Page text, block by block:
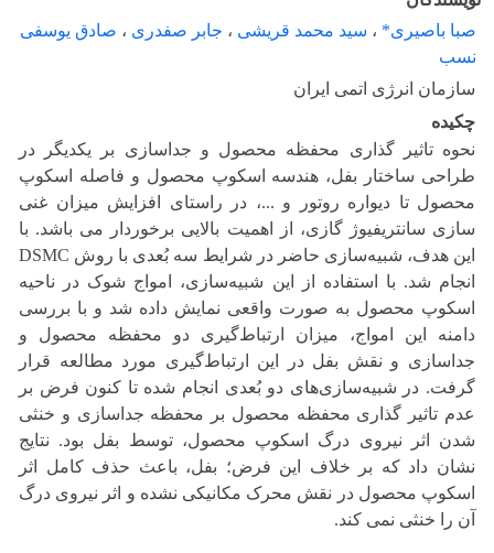
صبا باصیری* ، سید محمد قریشی ، جابر صفدری ، صادق یوسفی
نسب
سازمان انرژی اتمی ایران
چکیده
نحوه تاثیر‌ گذاری محفظه محصول و جداسازی بر یکدیگر در
طراحی ساختار بفل، هندسه اسکوپ محصول و فاصله اسکوپ
محصول تا دیواره روتور و ...، در راستای افزایش میزان غنی
‌سازی سانتریفیوژ گازی، از اهمیت بالایی برخوردار می‌ باشد. با
این هدف، شبیه‌سازی حاضر در شرایط سه بُعدی با روش DSMC
انجام شد. با استفاده از این شبیه‌سازی، امواج شوک در ناحیه
اسکوپ محصول به صورت واقعی نمایش داده شد و با بررسی
دامنه این امواج، میزان ارتباط‌گیری دو محفظه محصول و
جداسازی و نقش بفل در این ارتباط‌گیری مورد مطالعه قرار
گرفت. در شبیه‌سازی‌های دو بُعدی انجام شده تا کنون فرض بر
عدم تاثیر‌ گذاری محفظه محصول بر محفظه جداسازی و خنثی
شدن اثر نیروی درگ اسکوپ محصول، توسط بفل بود. نتایج
نشان داد که بر خلاف این فرض؛ بفل، باعث حذف کامل اثر
اسکوپ محصول در نقش محرک مکانیکی نشده و اثر نیروی درگ
آن را خنثی نمی ‌کند.